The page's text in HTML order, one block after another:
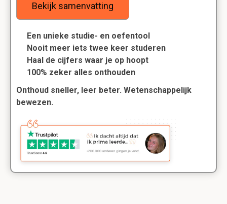
Bekijk samenvatting
Een unieke studie- en oefentool
Nooit meer iets twee keer studeren
Haal de cijfers waar je op hoopt
100% zeker alles onthouden
Onthoud sneller, leer beter. Wetenschappelijk
bewezen.